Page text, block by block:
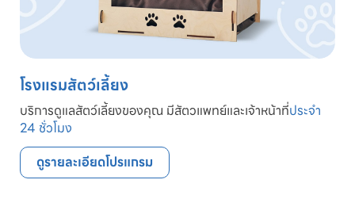
โรงแรมสัตว์เลี้ยง
บริการดูแลสัตว์เลี้ยงของคุณ มีสัตวแพทย์และเจ้าหน้าที่ประจำ
24 ชั่วโมง
ดูรายละเอียดโปรแกรม